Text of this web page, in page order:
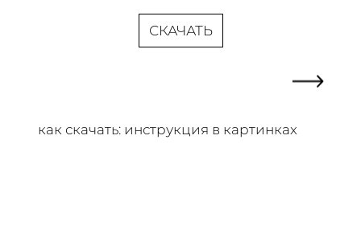
СКАЧАТЬ
как скачать: инструкция в картинках